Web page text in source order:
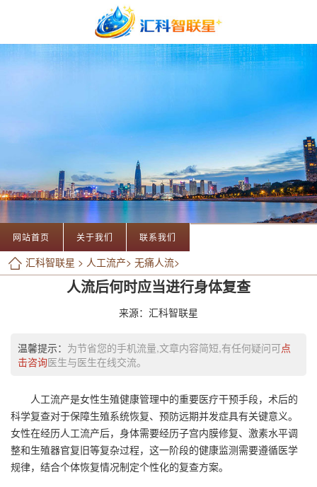
网站首页 关于我们 联系我们
汇科智联星 > 人工流产> 无痛人流>
人流后何时应当进行身体复查
来源：汇科智联星
温馨提示： 为节省您的手机流量,文章内容简短,有任何疑问可点
击咨询医生与医生在线交流。
人工流产是女性生殖健康管理中的重要医疗干预手段，术后的
科学复查对于保障生殖系统恢复、预防远期并发症具有关键意义。
女性在经历人工流产后，身体需要经历子宫内膜修复、激素水平调
整和生殖器官复旧等复杂过程，这一阶段的健康监测需要遵循医学
规律，结合个体恢复情况制定个性化的复查方案。